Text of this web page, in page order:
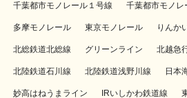
千葉都市モノレール１号線 千葉都市モノレ
多摩モノレール 東京モノレール りんか
北総鉄道北総線 グリーンライン 北越急
北陸鉄道石川線 北陸鉄道浅野川線 日本
妙高はねうまライン IRいしかわ鉄道線